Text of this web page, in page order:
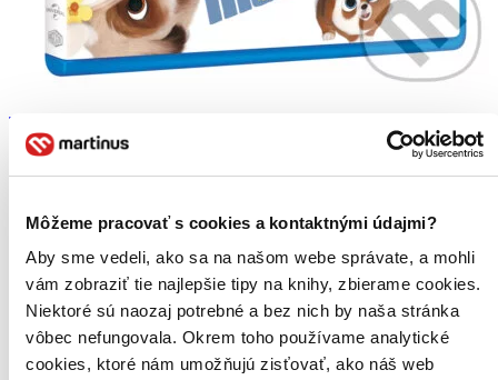
Môžeme pracovať s cookies a kontaktnými údajmi?
Aby sme vedeli, ako sa na našom webe správate, a mohli
vám zobraziť tie najlepšie tipy na knihy, zbierame cookies.
Niektoré sú naozaj potrebné a bez nich by naša stránka
vôbec nefungovala. Okrem toho používame analytické
cookies, ktoré nám umožňujú zisťovať, ako náš web
Tajný život mazlíčků 2
CZ
Hrají: Patton Oswalt
Tiffany Haddish
Pete Holmes
ďalší
2. diel sérieTajný život maznáčikov
Tajný život mazlíčků 2 představuje Maxe, Brigitte, Snížka a ostatní